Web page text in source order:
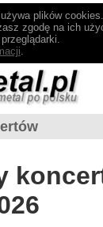
plików
zgodę na ich
.